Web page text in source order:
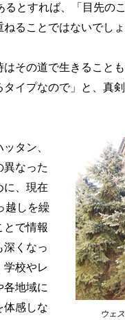
とすれば、「目先の
ることではないでし
その道で生きること
イプなので」と、真
ウェ
タン、
異なった
に、現在
越しを繰
とで情報
深くなっ
学校やレ
各地域に
体感しな